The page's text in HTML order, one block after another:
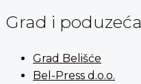
Grad i poduzeća
Grad Belišće
Bel-Press d.o.o.